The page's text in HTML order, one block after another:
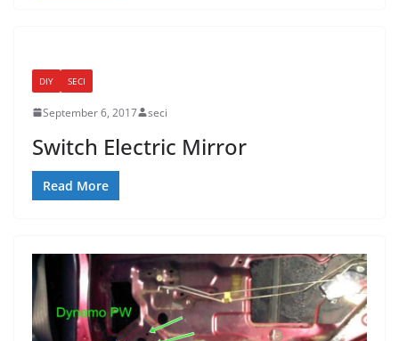
DIY SECI
September 6, 2017 seci
Switch Electric Mirror
Read More